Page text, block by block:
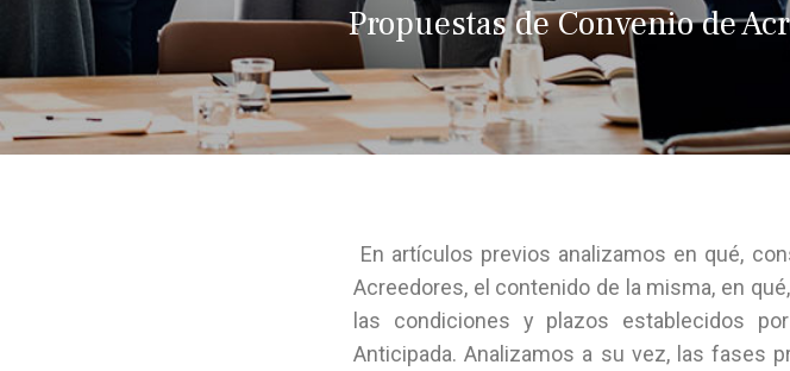
Propuestas de Convenio de
En artículos previos analizamos en qué,
Acreedores, el contenido de la misma, en
las condiciones y plazos establecidos
Anticipada. Analizamos a su vez, las fases